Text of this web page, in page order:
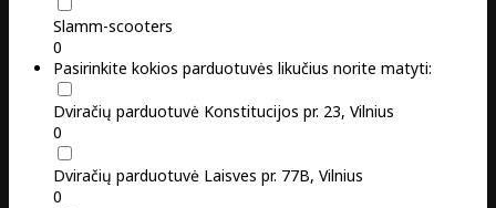
Slamm-scooters
0
Pasirinkite kokios parduotuvės likučius norite matyti:
Dviračių parduotuvė Konstitucijos pr. 23, Vilnius
0
Dviračių parduotuvė Laisves pr. 77B, Vilnius
0